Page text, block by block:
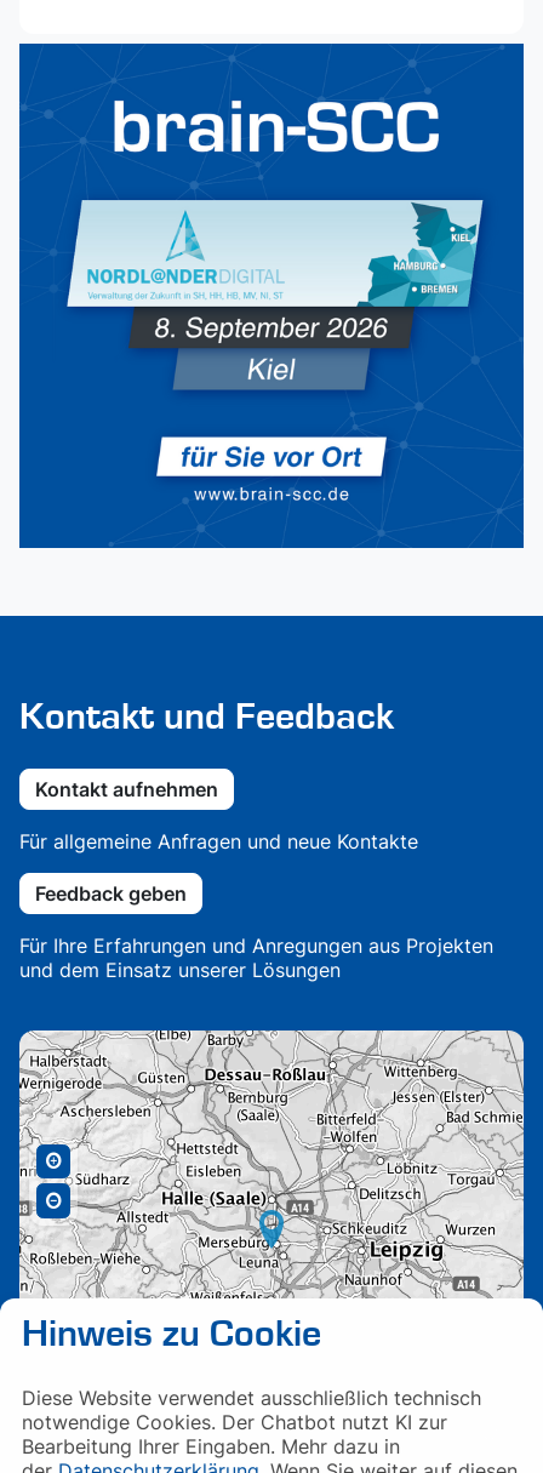
Hinweis zu Cookie
Diese Website verwendet ausschließlich technisch
notwendige Cookies. Der Chatbot nutzt KI zur
Bearbeitung Ihrer Eingaben. Mehr dazu in
Kontakt und Feedback
Kontakt aufnehmen
Für allgemeine Anfragen und neue Kontakte
Feedback geben
Für Ihre Erfahrungen und Anregungen aus Projekten
und dem Einsatz unserer Lösungen